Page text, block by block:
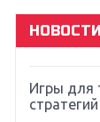
НОВОСТИ
Far Cry 5:
Игры для